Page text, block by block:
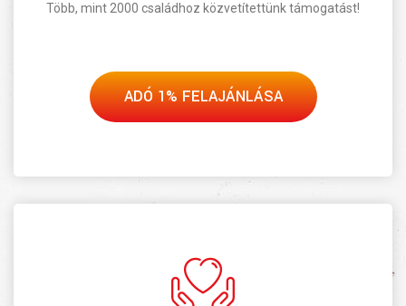
Több, mint 2000 családhoz közvetítettünk támogatást!
ADÓ 1% FELAJÁNLÁSA